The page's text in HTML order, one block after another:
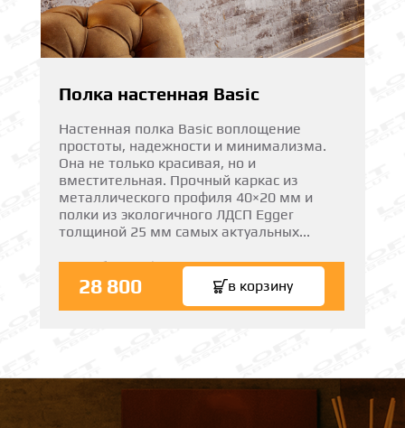
Полка настенная Basic
Настенная полка Basic воплощение
простоты, надежности и минимализма.
Она не только красивая, но и
вместительная. Прочный каркас из
металлического профиля 40×20 мм и
полки из экологичного ЛДСП Egger
толщиной 25 мм самых актуальных...
подробнее
28 800 в корзину